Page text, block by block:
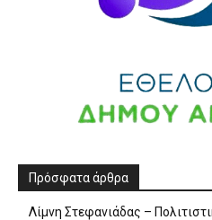
Πρόσφατα άρθρα
Λίμνη Στεφανιάδας –